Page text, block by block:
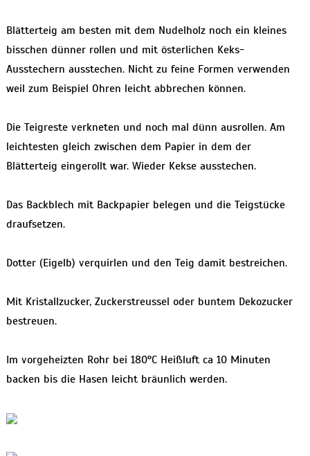
Blätterteig am besten mit dem Nudelholz noch ein kleines
bisschen dünner rollen und mit österlichen Keks-
Ausstechern ausstechen. Nicht zu feine Formen verwenden
weil zum Beispiel Ohren leicht abbrechen können.
Die Teigreste verkneten und noch mal dünn ausrollen. Am
leichtesten gleich zwischen dem Papier in dem der
Blätterteig eingerollt war. Wieder Kekse ausstechen.
Das Backblech mit Backpapier belegen und die Teigstücke
draufsetzen.
Dotter (Eigelb) verquirlen und den Teig damit bestreichen.
Mit Kristallzucker, Zuckerstreussel oder buntem Dekozucker
bestreuen.
Im vorgeheizten Rohr bei 180°C Heißluft ca 10 Minuten
backen bis die Hasen leicht bräunlich werden.